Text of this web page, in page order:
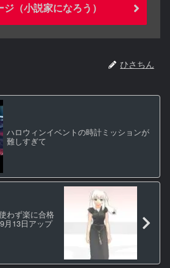
（小説家になろう）
ひさちん
ハロウィンイベントの時計ミッションが
難しすぎて
わず楽に合格
月13日アップ